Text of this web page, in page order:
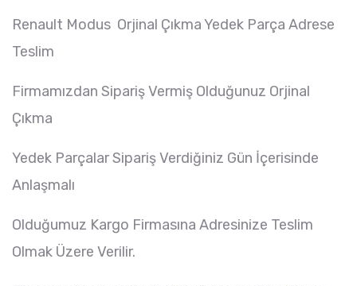
Renault Modus Orjinal Çıkma Yedek Parça Adrese
Teslim
Firmamızdan Sipariş Vermiş Olduğunuz Orjinal
Çıkma
Yedek Parçalar Sipariş Verdiğiniz Gün İçerisinde
Anlaşmalı
Olduğumuz Kargo Firmasına Adresinize Teslim
Olmak Üzere Verilir.